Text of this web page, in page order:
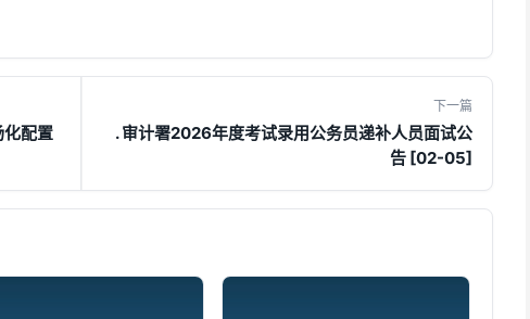
化配置
下一篇
. 审计署2026年度考试录用公务员递补人员面试公
告 [02-05]